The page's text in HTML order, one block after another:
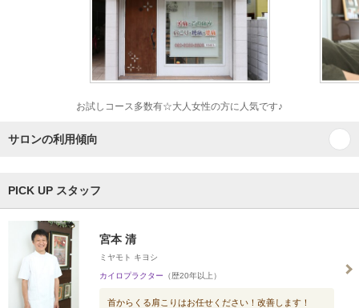
お試しコース多数有☆大人女性の方に人気です♪
サロンの利用傾向
PICK UP スタッフ
宮本 清
ミヤモト キヨシ
カイロプラクター （歴20年以上）
首からくる肩こりはお任せください！改善します！